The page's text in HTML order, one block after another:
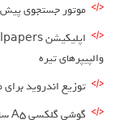
موتور جستجوی
والپیپرهای تیره
توزیع اندروید برای
گوشی گلکسی A5‌ سال ۲۰۱۸ مشخصات نهایی